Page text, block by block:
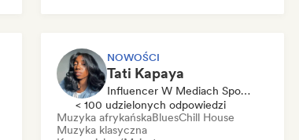
NOWOŚCI
Tati Kapaya
Influencer W Mediach Społecznościowych
< 100 udzielonych odpowiedzi
Muzyka afrykańskaBluesChill House
Muzyka klasyczna